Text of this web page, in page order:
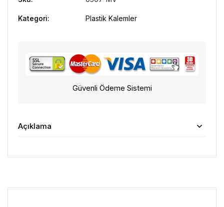
Kategori: Plastik Kalemler
Güvenli Ödeme Sistemi
Açıklama